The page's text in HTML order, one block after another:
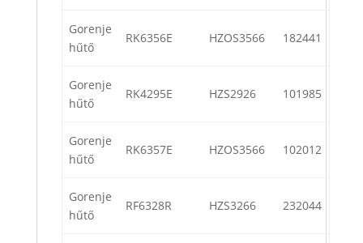
Gorenje
hűtő
RK6356E HZOS3566 182441
Gorenje
hűtő
RK4295E HZS2926 101985
Gorenje
hűtő
RK6357E HZOS3566 102012
Gorenje
hűtő
RF6328R HZS3266 232044